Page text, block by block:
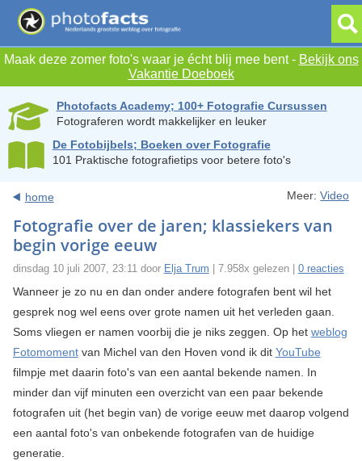
Maak deze zomer foto's waar je écht blij mee bent - Bekijk ons
Vakantie Doeboek
Photofacts Academy; 100+ Fotografie Cursussen
Fotograferen wordt makkelijker en leuker
De Fotobijbels; Boeken over Fotografie
101 Praktische fotografietips voor betere foto's
home Meer:Video
Fotografie over de jaren; klassiekers van
begin vorige eeuw
dinsdag 10 juli 2007, 23:11 door Elja Trum | 7.958x gelezen | 0 reacties
Wanneer je zo nu en dan onder andere fotografen bent wil het
gesprek nog wel eens over grote namen uit het verleden gaan.
Soms vliegen er namen voorbij die je niks zeggen. Op het weblog
Fotomomentvan Michel van den Hoven vond ik dit YouTube
filmpje met daarin foto's van een aantal bekende namen. In
minder dan vijf minuten een overzicht van een paar bekende
fotografen uit (het begin van) de vorige eeuw met daarop volgend
een aantal foto's van onbekende fotografen van de huidige
generatie.